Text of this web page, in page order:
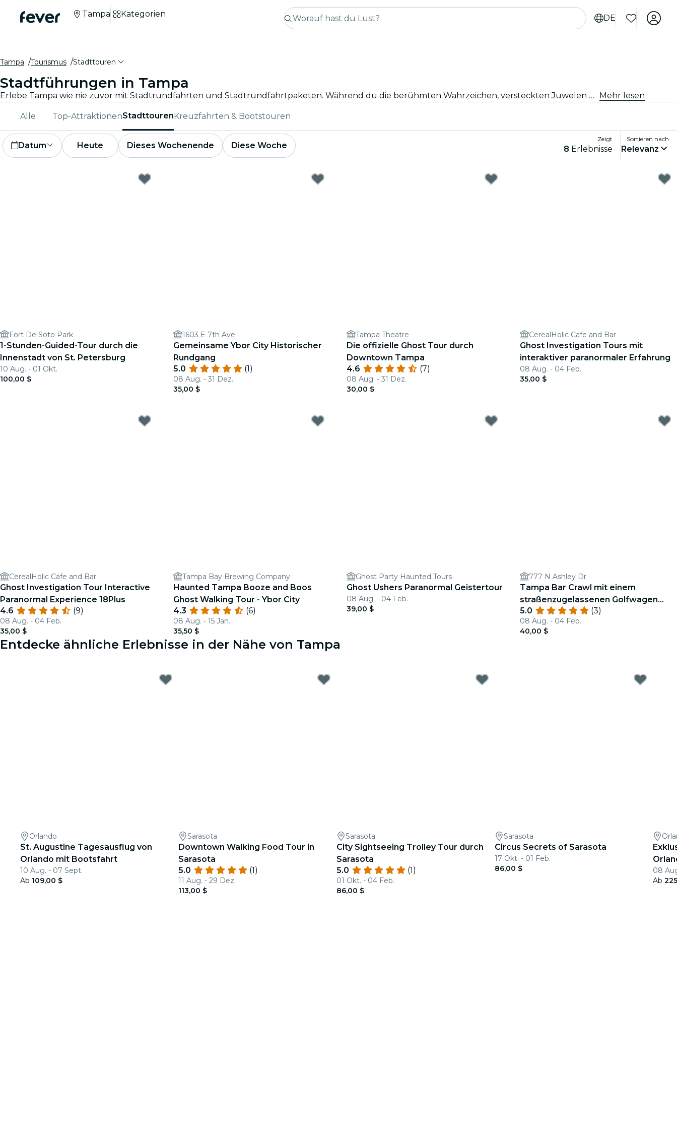
DE
Tampa Kategorien
Tampa Tourismus Stadttouren
Stadtführungen in Tampa
Erlebe Tampa wie nie zuvor mit Stadtrundfahrten und Stadtrundfahrtpaketen. Während du die berühmten Wahrzeichen, versteckten Juwelen und lokalen Hotspots von Tampa erkundest, entdeckst du die Geschichten, die die Stadt zum Leben erwecken. Mehr lesen
Alle Top-AttraktionenStadttourenKreuzfahrten & Bootstouren
Datum Heute Dieses Wochenende Diese Woche
Zeigt
8 Erlebnisse
Sortieren nach
Relevanz
Fort De Soto Park
1-Stunden-Guided-Tour durch die
Innenstadt von St. Petersburg
10 Aug. - 01 Okt.
100,00 $
1603 E 7th Ave
Gemeinsame Ybor City Historischer
Rundgang
5.0
(1)
08 Aug. - 31 Dez.
35,00 $
Tampa Theatre
Die offizielle Ghost Tour durch
Downtown Tampa
4.6
(7)
08 Aug. - 31 Dez.
30,00 $
CerealHolic Cafe and Bar
Ghost Investigation Tours mit
interaktiver paranormaler Erfahrung
08 Aug. - 04 Feb.
35,00 $
CerealHolic Cafe and Bar
Ghost Investigation Tour Interactive
Paranormal Experience 18Plus
4.6
(9)
08 Aug. - 04 Feb.
35,00 $
Tampa Bay Brewing Company
Haunted Tampa Booze and Boos
Ghost Walking Tour - Ybor City
4.3
(6)
08 Aug. - 15 Jan.
35,50 $
Ghost Party Haunted Tours
Ghost Ushers Paranormal Geistertour
08 Aug. - 04 Feb.
39,00 $
777 N Ashley Dr
Tampa Bar Crawl mit einem
straßenzugelassenen Golfwagen
2023
5.0 (3)
08 Aug. - 04 Feb.
40,00 $
Entdecke ähnliche Erlebnisse in der Nähe von Tampa
Orlando
St. Augustine Tagesausflug von
Orlando mit Bootsfahrt
10 Aug. - 07 Sept.
Ab 109,00 $
Sarasota
Downtown Walking Food Tour in
Sarasota
5.0
(1)
11 Aug. - 29 Dez.
113,00 $
Sarasota
City Sightseeing Trolley Tour durch
Sarasota
5.0
(1)
01 Okt. - 04 Feb.
86,00 $
Sarasota
Circus Secrets of Sarasota
17 Okt. - 01 Feb.
86,00 $
08
Ab